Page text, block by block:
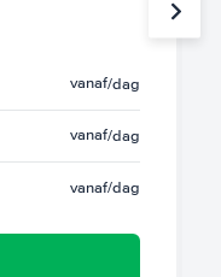
vanaf/dag
vanaf/dag
vanaf/dag